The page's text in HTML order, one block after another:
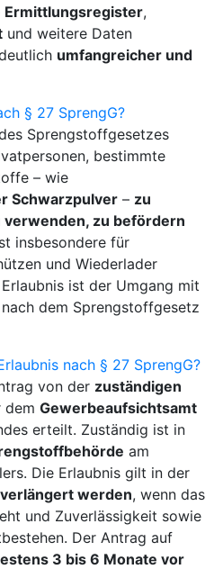
Ermittlungsregister,
und weitere Daten
umfangreicher und
§ 27 SprengG?
Sprengstoffgesetzes
bestimmte
– wie
Schwarzpulver – zu
zu befördern
insbesondere für
und Wiederlader
ist der Umgang mit
dem Sprengstoffgesetz
nach § 27 SprengG?
von der zuständigen
dem Gewerbeaufsichtsamt
erteilt. Zuständig ist in
am
Die Erlaubnis gilt in der
verlängert werden, wenn das
und Zuverlässigkeit sowie
Der Antrag auf
3 bis 6 Monate vor